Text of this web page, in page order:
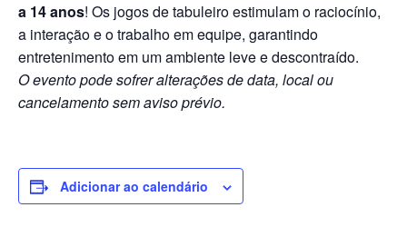
a 14 anos! Os jogos de tabuleiro estimulam o raciocínio,
a interação e o trabalho em equipe, garantindo
entretenimento em um ambiente leve e descontraído.
O evento pode sofrer alterações de data, local ou
cancelamento sem aviso prévio.
Adicionar ao calendário